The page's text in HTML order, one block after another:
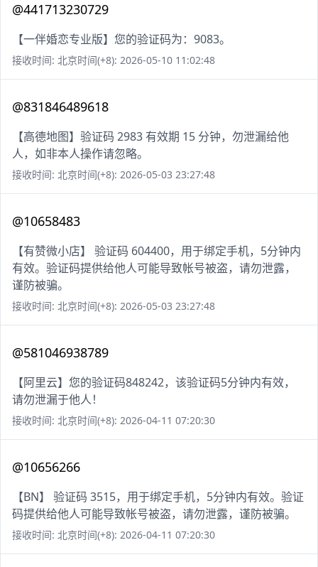
@441713230729
【一伴婚恋专业版】您的验证码为：9083。
接收时间: 北京时间(+8): 2026-05-10 11:02:48
@831846489618
【高德地图】验证码 2983 有效期 15 分钟，勿泄漏给他
人，如非本人操作请忽略。
接收时间: 北京时间(+8): 2026-05-03 23:27:48
@10658483
【有赞微小店】 验证码 604400，用于绑定手机，5分钟内
有效。验证码提供给他人可能导致帐号被盗，请勿泄露，
谨防被骗。
接收时间: 北京时间(+8): 2026-05-03 23:27:48
@581046938789
【阿里云】您的验证码848242，该验证码5分钟内有效，
请勿泄漏于他人！
接收时间: 北京时间(+8): 2026-04-11 07:20:30
@10656266
【BN】 验证码 3515，用于绑定手机，5分钟内有效。验证
码提供给他人可能导致帐号被盗，请勿泄露，谨防被骗。
接收时间: 北京时间(+8): 2026-04-11 07:20:30